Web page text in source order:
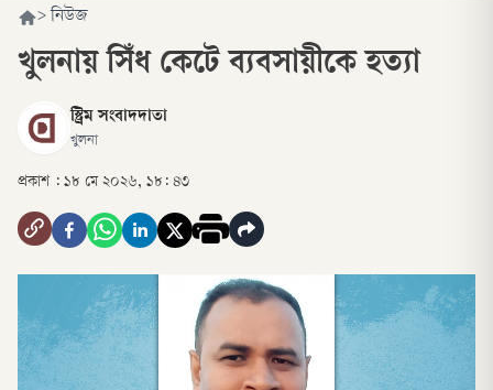
> নিউজ
খুলনায় সিঁধ কেটে ব্যবসায়ীকে হত্যা
স্ট্রিম সংবাদদাতা
খুলনা
প্রকাশ : ১৮ মে ২০২৬, ১৮: ৪৩